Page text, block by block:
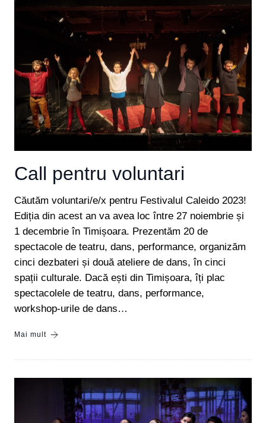
Call pentru voluntari
Căutăm voluntari/e/x pentru Festivalul Caleido 2023!
Ediția din acest an va avea loc între 27 noiembrie și
1 decembrie în Timișoara. Prezentăm 20 de
spectacole de teatru, dans, performance, organizăm
cinci dezbateri și două ateliere de dans, în cinci
spații culturale. Dacă ești din Timișoara, îți plac
spectacolele de teatru, dans, performance,
workshop-urile de dans…
Mai mult